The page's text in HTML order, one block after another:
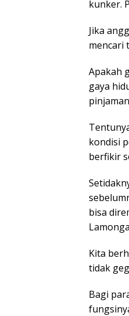
kunker.
Jika
mencari
Apakah
gaya
kondisi
berfikir
bisa
Kita
tidak
Bagi